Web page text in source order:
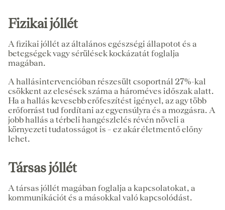
Fizikai jóllét
A fizikai jóllét az általános egészségi állapotot és a
betegségek vagy sérülések kockázatát foglalja
magában.
A hallásintervencióban részesült csoportnál 27%-kal
csökkent az elesések száma a hároméves időszak alatt.
Ha a hallás kevesebb erőfeszítést igényel, az agy több
erőforrást tud fordítani az egyensúlyra és a mozgásra. A
jobb hallás a térbeli hangészlelés révén növeli a
környezeti tudatosságot is – ez akár életmentő előny
lehet.
Társas jóllét
A társas jóllét magában foglalja a kapcsolatokat, a
kommunikációt és a másokkal való kapcsolódást.